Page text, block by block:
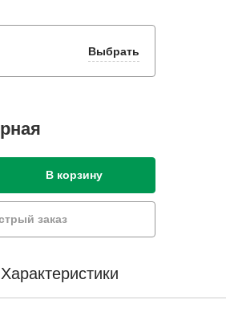
Выбрать
В корзину
заказ
Характеристики